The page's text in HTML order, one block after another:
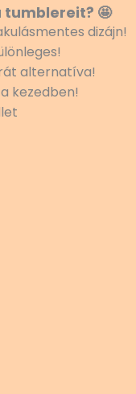
tumblereit? 🤩
dizájn!
alternatíva!
kezedben!